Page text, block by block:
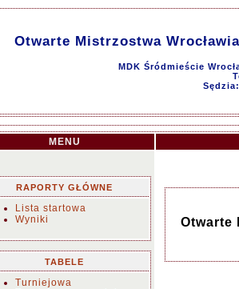
Otwarte Mistrzostwa
MDK Śródmieście
MENU
RAPORTY GŁÓWNE
Lista startowa
Wyniki
TABELE
Turniejowa
Otwarte